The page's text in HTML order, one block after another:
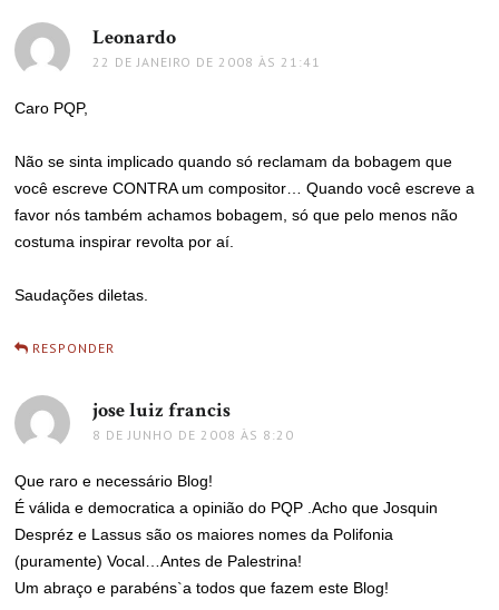
Leonardo
22 DE JANEIRO DE 2008 ÀS 21:41
Caro PQP,
Não se sinta implicado quando só reclamam da bobagem que
você escreve CONTRA um compositor… Quando você escreve a
favor nós também achamos bobagem, só que pelo menos não
costuma inspirar revolta por aí.
Saudações diletas.
RESPONDER
jose luiz francis
8 DE JUNHO DE 2008 ÀS 8:20
Que raro e necessário Blog!
É válida e democratica a opinião do PQP .Acho que Josquin
Despréz e Lassus são os maiores nomes da Polifonia
(puramente) Vocal…Antes de Palestrina!
Um abraço e parabéns`a todos que fazem este Blog!